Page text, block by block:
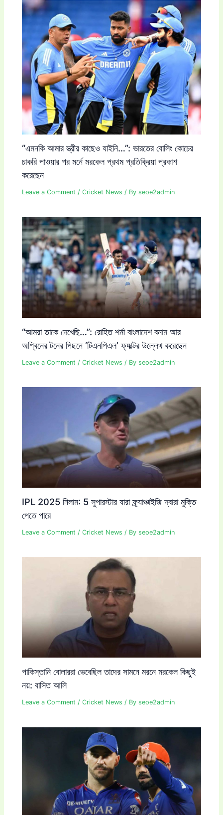
“এমনকি আমার স্ত্রীর কাছেও যাইনি…”: ভারতের বোলিং কোচের
চাকরি পাওয়ার পর মর্নে মরকেল প্রথম প্রতিক্রিয়া প্রকাশ
করেছেন
Leave a Comment /Cricket News / Byseoe2admin
“আমরা তাকে দেখেছি…”: রোহিত শর্মা বাংলাদেশ বনাম আর
অশ্বিনের টনের পিছনে ‘টিএনপিএল’ ফ্যাক্টর উল্লেখ করেছেন
Leave a Comment /Cricket News / Byseoe2admin
IPL 2025 নিলাম: 5 সুপারস্টার যারা ফ্র্যাঞ্চাইজি দ্বারা মুক্তি
পেতে পারে
Leave a Comment /Cricket News / Byseoe2admin
পাকিস্তানি বোলাররা ভেবেছিল তাদের সামনে মরনে মরকেল কিছুই
নয়: বাসিত আলি
Leave a Comment /Cricket News / Byseoe2admin